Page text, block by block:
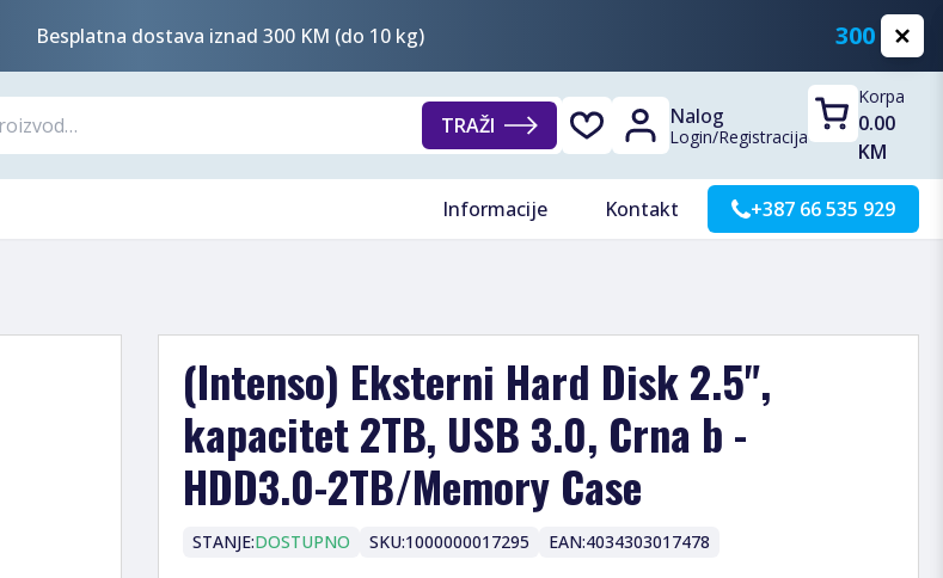
Besplatna dostava iznad 300 KM (do 10 kg) 300 KM
TRAŽI Nalog
Login/Registracija
Korpa
0.00
KM
Informacije Kontakt +387 66 535 929
(Intenso) Eksterni Hard Disk 2.5",
kapacitet 2TB, USB 3.0, Crna b -
HDD3.0-2TB/Memory Case
STANJE:DOSTUPNO SKU:1000000017295 EAN:4034303017478